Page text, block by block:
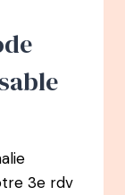
3e rdv